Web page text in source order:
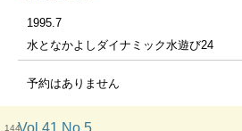
1995.7
水となかよしダイナミック水遊び24
予約はありません
144Vol.41 No.5